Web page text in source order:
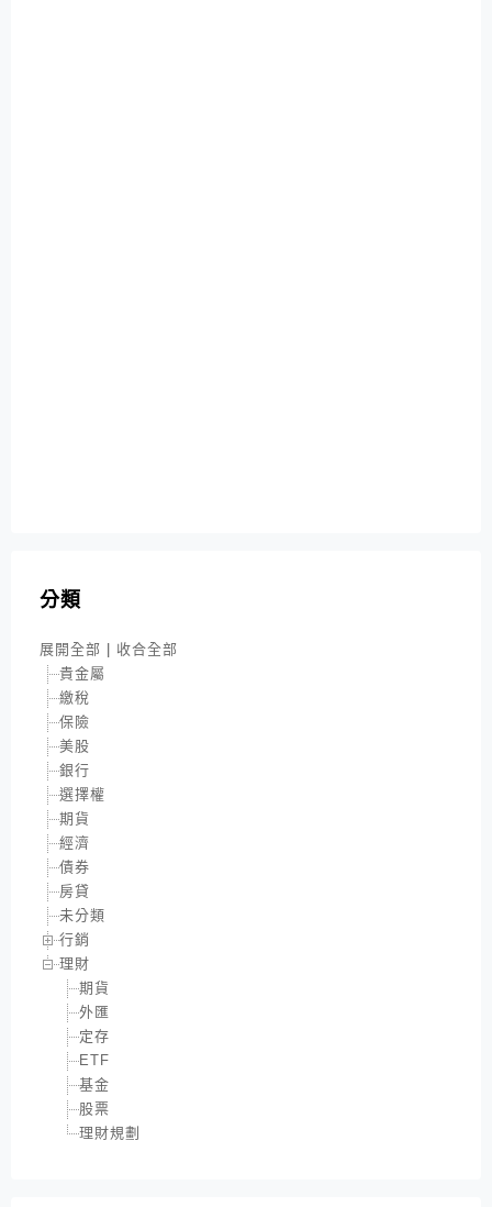
分類
展開全部
收合全部
貴金屬
繳稅
保險
美股
銀行
選擇權
期貨
經濟
債券
房貸
未分類
行銷
理財
期貨
外匯
定存
ETF
基金
股票
理財規劃